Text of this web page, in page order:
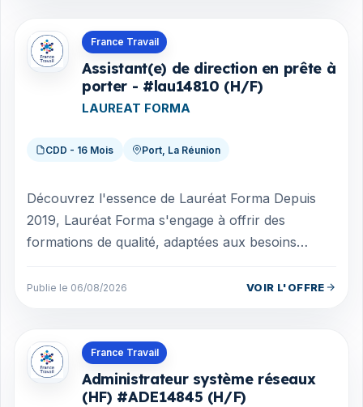
France Travail
Assistant(e) de direction en prête à
porter - #lau14810 (H/F)
LAUREAT FORMA
CDD - 16 Mois Port, La Réunion
Découvrez l'essence de Lauréat Forma Depuis
2019, Lauréat Forma s'engage à offrir des
formations de qualité, adaptées aux besoins
Publie le 06/08/2026 VOIR L'OFFRE
Offres en La Réunion
France Travail
Administrateur système réseaux
(HF) #ADE14845 (H/F)
Offres en Guyane